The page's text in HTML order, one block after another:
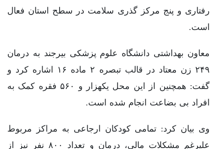
رفتاری و پنج مرکز گذری سلامت در سطح استان فعال
است.
معاون بهداشتی دانشگاه علوم پزشکی بیرجند به درمان
۲۴۹ زن معتاد در قالب تبصره ۲ ماده ۱۶ اشاره کرد و
گفت: همچنین از این محل یکهزار و ۵۶۰ فقره کمک به
افراد بی بضاعت انجام شده است.
وی بیان کرد: تمامی کودکان ارجاعی به مراکز مربوط
علیرغم مشکلات مالی، درمان و تعداد ۸۰۰ نفر نیز از